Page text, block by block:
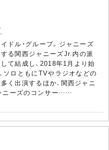
ドル・グループ。ジャニーズ
る関西ジャニーズJr.内の派
て結成し、2018年1月より始
ソロともにTVやラジオなどの
く出演するほか、関西ジャニ
ニーズのコンサー……